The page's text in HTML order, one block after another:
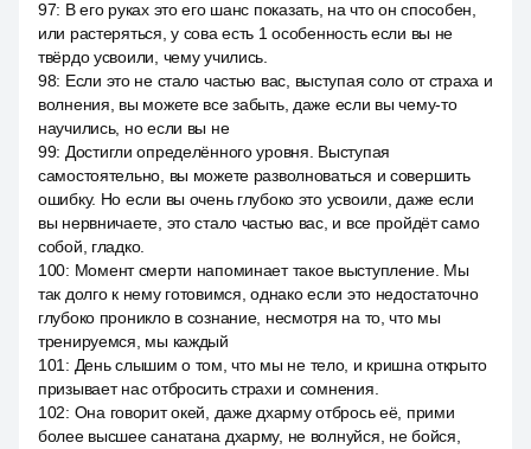
97: В его руках это его шанс показать, на что он способен,
или растеряться, у сова есть 1 особенность если вы не
твёрдо усвоили, чему учились.
98: Если это не стало частью вас, выступая соло от страха и
волнения, вы можете все забыть, даже если вы чему-то
научились, но если вы не
99: Достигли определённого уровня. Выступая
самостоятельно, вы можете разволноваться и совершить
ошибку. Но если вы очень глубоко это усвоили, даже если
вы нервничаете, это стало частью вас, и все пройдёт само
собой, гладко.
100: Момент смерти напоминает такое выступление. Мы
так долго к нему готовимся, однако если это недостаточно
глубоко проникло в сознание, несмотря на то, что мы
тренируемся, мы каждый
101 : День слышим о том, что мы не тело, и кришна открыто
призывает нас отбросить страхи и сомнения.
102: Она говорит окей, даже дхарму отбрось её, прими
более высшее санатана дхарму, не волнуйся, не бойся,